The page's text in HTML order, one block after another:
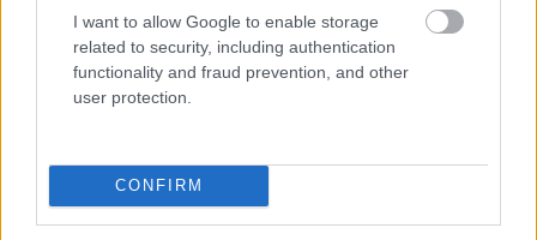
I want to allow Google to enable storage
related to security, including authentication
functionality and fraud prevention, and other
user protection.
CONFIRM